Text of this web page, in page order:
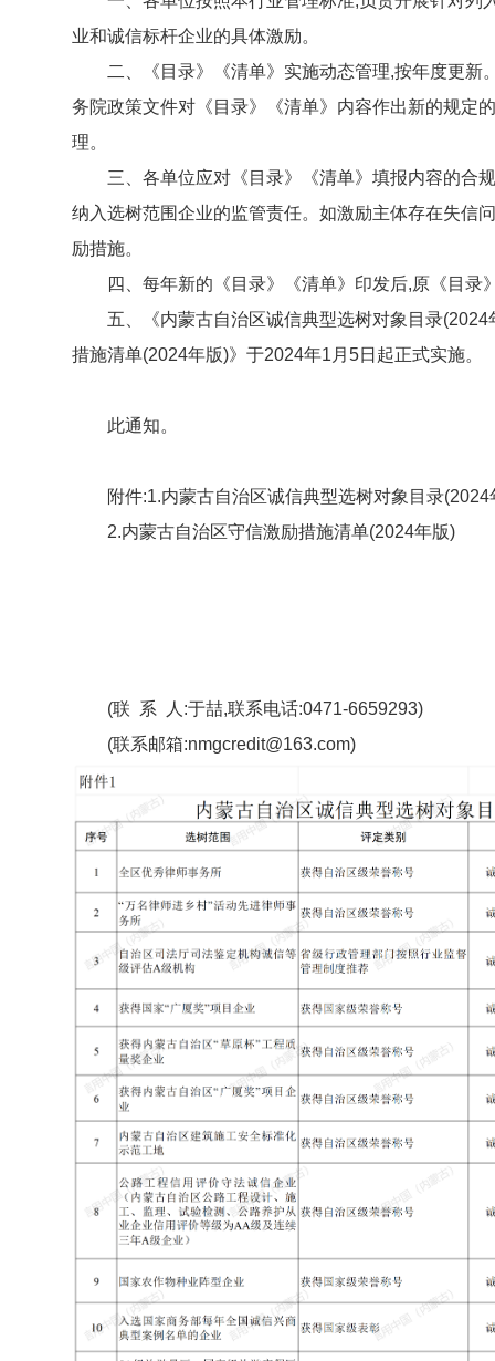
业和诚信标杆企业的具体激励。
二、《目录》《清单》实施动态管理,按年度更新
务院政策文件对《目录》《清单》内容作出新的规定
理。
三、各单位应对《目录》《清单》填报内容的合
纳入选树范围企业的监管责任。如激励主体存在失信
励措施。
四、每年新的《目录》《清单》印发后,原《目录
五、《内蒙古自治区诚信典型选树对象目录
措施清单(2024年版)》于2024年1月5日起正式实施。
此通知。
附件:1.内蒙古自治区诚信典型选树对象目录(2024
2.内蒙古自治区守信激励措施清单(2024年版)
(联 系 人:于喆,联系电话:0471-6659293)
(联系邮箱:nmgcredit@163.com)